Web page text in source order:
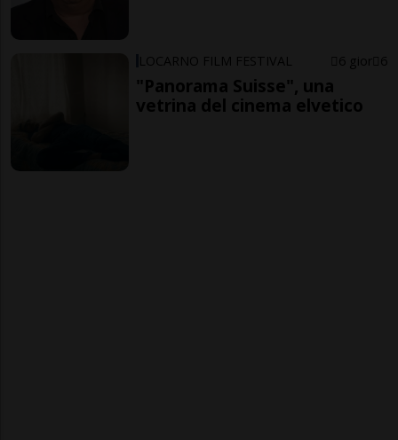
LOCARNO FILM FESTIVAL 6 gior 6
"Panorama Suisse", una
vetrina del cinema elvetico